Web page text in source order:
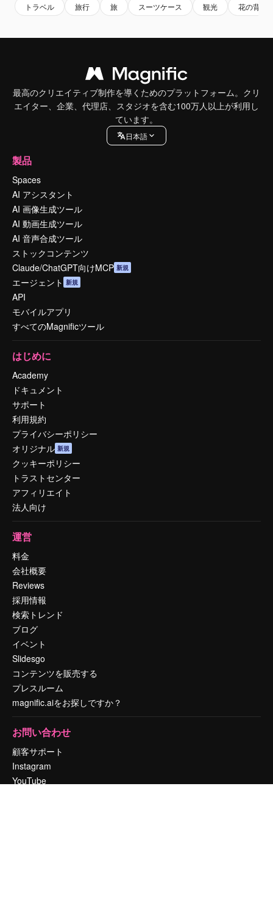
トラベル 旅行 旅 スーツケース 観光 花の背景
最高のクリエイティブ制作を導くためのプラットフォーム。クリ
エイター、企業、代理店、スタジオを含む100万人以上が利用し
ています。
日本語
製品
Spaces
AI アシスタント
AI 画像生成ツール
AI 動画生成ツール
AI 音声合成ツール
ストックコンテンツ
Claude/ChatGPT向けMCP 新規
エージェント 新規
API
モバイルアプリ
すべてのMagnificツール
はじめに
Academy
ドキュメント
サポート
利用規約
プライバシーポリシー
オリジナル 新規
クッキーポリシー
トラストセンター
アフィリエイト
法人向け
運営
料金
会社概要
Reviews
採用情報
検索トレンド
ブログ
イベント
Slidesgo
コンテンツを販売する
プレスルーム
magnific.aiをお探しですか？
お問い合わせ
顧客サポート
Instagram
YouTube